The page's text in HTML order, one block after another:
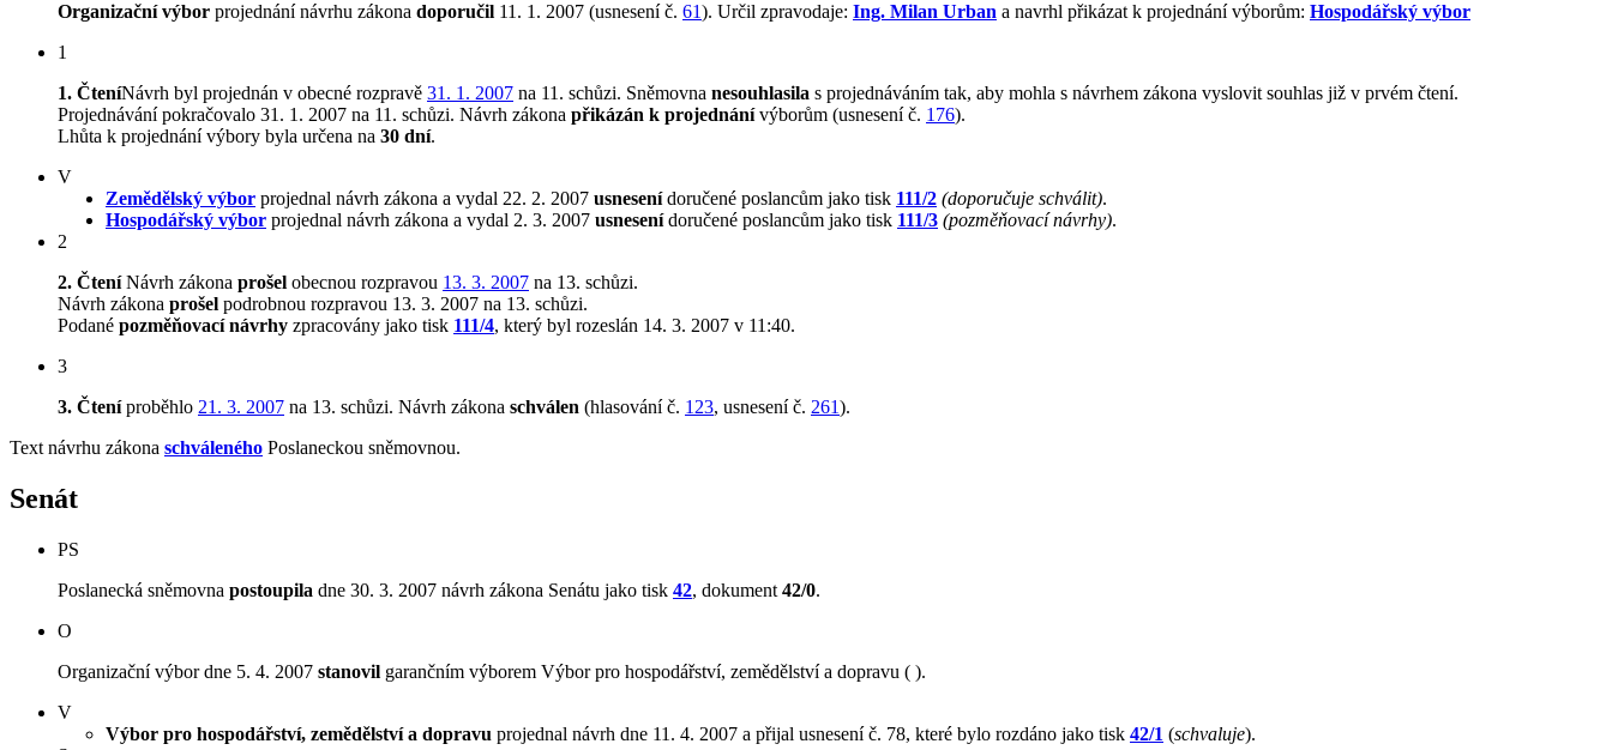
Organizační výbor projednání návrhu zákona doporučil 11. 1. 2007 (usnesení č. 61). Určil zpravodaje: Ing. Milan Urban a navrhl přikázat k projednání výborům: Hospodářský výbor
1
1. ČteníNávrh byl projednán v obecné rozpravě 31. 1. 2007 na 11. schůzi. Sněmovna nesouhlasila s projednáváním tak, aby mohla s návrhem zákona vyslovit souhlas již v prvém čtení.
Projednávání pokračovalo 31. 1. 2007 na 11. schůzi. Návrh zákona přikázán k projednánívýborům (usnesení č. 176).
Lhůta k projednání výbory byla určena na 30 dní.
V
Zemědělský výbor projednal návrh zákona a vydal 22. 2. 2007 usnesenídoručené poslancům jako tisk 111/2 (doporučuje schválit).
Hospodářský výbor projednal návrh zákona a vydal 2. 3. 2007 usnesenídoručené poslancům jako tisk 111/3 (pozměňovací návrhy).
2
2. ČteníNávrh zákona prošel obecnou rozpravou 13. 3. 2007 na 13. schůzi.
Návrh zákona prošel podrobnou rozpravou 13. 3. 2007 na 13. schůzi.
Podané pozměňovací návrhy zpracovány jako tisk 111/4, který byl rozeslán 14. 3. 2007 v 11:40.
3
3. Čteníproběhlo 21. 3. 2007 na 13. schůzi. Návrh zákona schválen (hlasování č. 123, usnesení č. 261).
Text návrhu zákona schváleného Poslaneckou sněmovnou.
Senát
PS
Poslanecká sněmovna postoupila dne 30. 3. 2007 návrh zákona Senátu jako tisk 42, dokument 42/0.
O
Organizační výbor dne 5. 4. 2007 stanovil garančním výborem Výbor pro hospodářství, zemědělství a dopravu ( ).
V
Výbor pro hospodářství, zemědělství a dopravu projednal návrh dne 11. 4. 2007 a přijal usnesení č. 78, které bylo rozdáno jako tisk 42/1 (schvaluje).